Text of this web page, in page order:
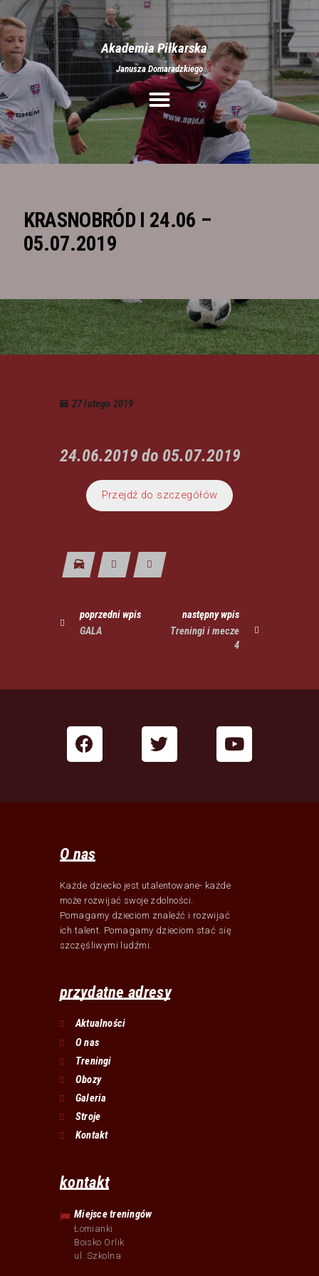
Akademia Piłkarska
Janusza Domaradzkiego
KRASNOBRÓD I 24.06 –
05.07.2019
Aktualności
O nas
Treningi
Obozy
Galeria
Stroje
27 lutego 2019
24.06.2019 do 05.07.2019
Przejdź do szczegółów
poprzedni wpis
GALA
następny wpis
Treningi i mecze
4
O nas
Każde dziecko jest utalentowane- każde
może rozwijać swoje zdolności.
Pomagamy dzieciom znaleźć i rozwijać
ich talent. Pomagamy dzieciom stać się
szczęśliwymi ludźmi.
przydatne adresy
Aktualności
O nas
Treningi
Obozy
Galeria
Stroje
Kontakt
kontakt
Miejsce treningów
Łomianki
Boisko Orlik
ul. Szkolna